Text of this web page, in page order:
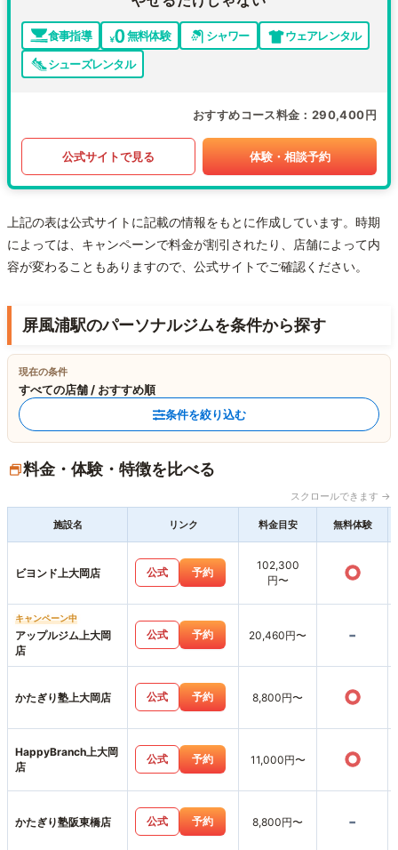
食事指導 無料体験 シャワー
ウェアレンタル
シューズレンタル
おすすめコース料金 290,400円
公式サイトで見る 体験・相談予約
上記の表は公式サイトに記載の情報をもとに作成しています。時期
によっては、キャンペーンで料金が割引されたり、店舗によって内
容が変わることもありますので、公式サイトでご確認ください。
屏風浦駅のパーソナルジムを条件から探す
現在の条件
すべての店舗 / おすすめ順
条件を絞り込む
料金・体験・特徴を比べる
スクロールできます →
施設名 リンク 料金目安 無料体験
ビヨンド上大岡店 公式 予約
102,300
円〜
○
キャンペーン中
アップルジム上大岡
店
公式 予約 20,460円〜 -
かたぎり塾上大岡店 公式 予約 8,800円〜 ○
HappyBranch上大岡
店
公式 予約 11,000円〜 ○
かたぎり塾阪東橋店 公式 予約 8,800円〜 -